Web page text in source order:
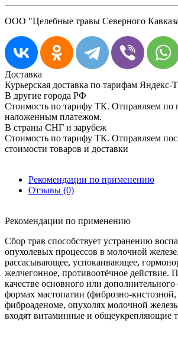
ООО "Целебные травы Северного
Доставка
Курьерская доставка по тарифам Яндекс-
В другие города РФ
Стоимость по тарифу ТК. Отправляем по
наложенным платежом.
В страны СНГ и зарубеж
Стоимость по тарифу ТК. Отправляем
стоимости товаров и доставки
Рекомендации по применению
Отзывы (0)
Рекомендации по применению
Сбор трав способствует устранению
опухолевых процессов в молочной
рассасывающее, успокаивающее,
желчегонное, противоотёчное действие.
качестве основного или дополнительного
формах мастопатии (фиброзно-кистозной,
фиброаденоме, опухолях молочной
входят витаминные и общеукрепляющие